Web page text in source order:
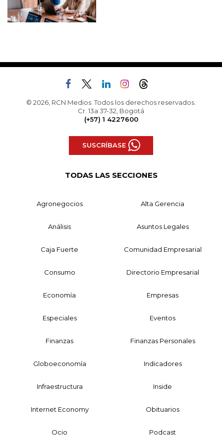
© 2026, RCN Medios. Todos los derechos reservados.
Cr. 13a 37-32, Bogotá
(+57) 1 4227600
SUSCRÍBASE
TODAS LAS SECCIONES
Agronegocios Alta Gerencia
Análisis Asuntos Legales
Caja Fuerte Comunidad Empresarial
Consumo Directorio Empresarial
Economía Empresas
Especiales Eventos
Finanzas Finanzas Personales
Globoeconomía Indicadores
Infraestructura Inside
Internet Economy Obituarios
Ocio Podcast